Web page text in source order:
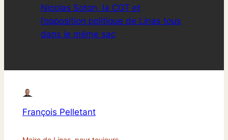
Nicolas Soton, la CGT et
l’opposition politique de Linas tous
dans le même sac
François Pelletant